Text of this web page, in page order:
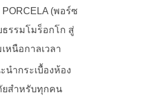
PORCELA (พอร์ซ
ธรรมโมร็อกโก สู่
หนือกาลเวลา
ำกระเบื้องห้อง
สำหรับทุกคน